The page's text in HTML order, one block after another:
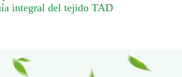
integral del tejido TAD